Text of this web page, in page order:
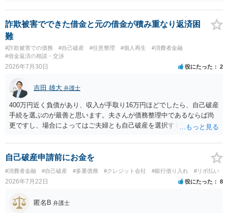
詐欺被害でできた借金と元の借金が積み重なり返済困
難
#詐欺被害での債務 #自己破産 #任意整理 #個人再生
#消費者金融
#借金返済の相談・交渉
2026年7月30日 役にたった 2
吉田 雄大 弁護士
400万円近く負債があり、収入が手取り16万円ほどでしたら、自己破産
手続を選ぶのが最善と思います。夫さんが債務整理中であるならば尚
更ですし、場合によってはご夫婦とも自己破産を選択する方法もある
自己破産申請前にお金を
#消費者金融 #自己破産 #多重債務 #クレジット会社 #銀行借り入れ #リボ払い
2026年7月22日 役にたった 8
匿名B 弁護士